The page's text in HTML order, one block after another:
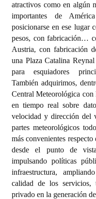
atractivos como en algún
importantes de
posicionarse en ese lugar
pesos, con fabricación…
Austria, con fabricación
una Plaza Catalina
para esquiadores
También adquirimos,
Central Meteorológica
en tiempo real sobre
velocidad y dirección del
partes meteorológicos
más convenientes
desde el punto de
impulsando políticas
infraestructura,
calidad de los servicios,
privado en la generación